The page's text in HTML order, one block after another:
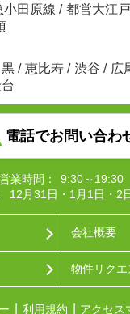
小田原線 / 都営大江
黒 / 恵比寿 / 渋谷 / 広
電話でお問い合わ
営業時間：
9:30～19:30
12月31日・1月1日・2
会社概要
物件リクエ
利用規約 アクセス